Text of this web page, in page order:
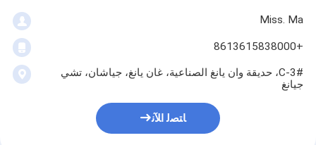
Miss. Ma
+8613615838000
3#-C، حديقة وان يانغ الصناعية، غان يانغ، جياشان، تشي
جيانغ
ﺎﺘﺼﻟ ﺍﻶﻧ